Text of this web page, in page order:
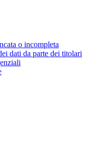
o incompleta
dati da parte dei titolari